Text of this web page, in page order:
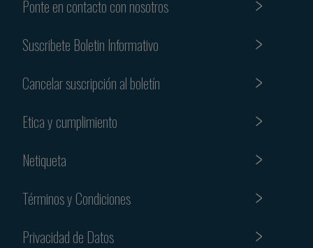
Ponte en contacto con nosotros
Suscribete Boletin Informativo
Cancelar suscripción al boletín
Etica y cumplimiento
Netiqueta
Términos y Condiciones
Privacidad de Datos